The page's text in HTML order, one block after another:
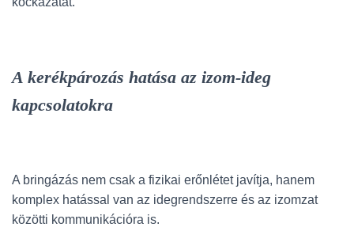
A kerékpározás hatása az izom-ideg
kapcsolatokra
A bringázás nem csak a fizikai erőnlétet javítja, hanem
komplex hatással van az idegrendszerre és az izomzat
közötti kommunikációra is.